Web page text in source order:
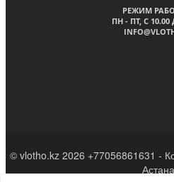
РЕЖИМ
ПН - ПТ, C 10.00
© vlotho.kz 2026 +77056861631 -
Астана